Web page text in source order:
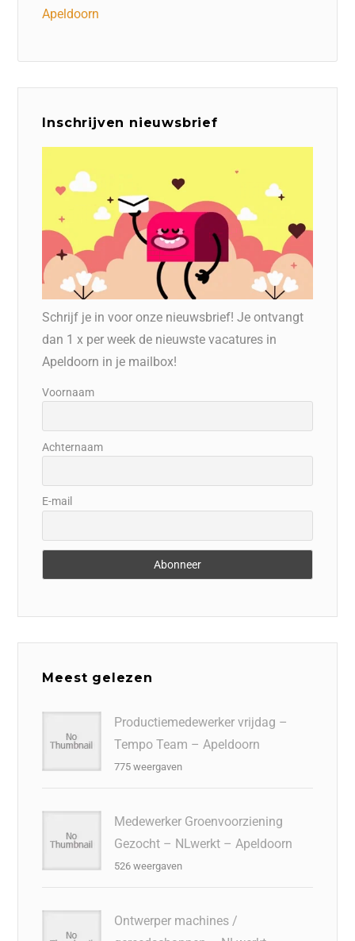
Apeldoorn
Inschrijven nieuwsbrief
Schrijf je in voor onze nieuwsbrief! Je ontvangt
dan 1 x per week de nieuwste vacatures in
Apeldoorn in je mailbox!
Voornaam
Achternaam
E-mail
Meest gelezen
Productiemedewerker vrijdag –
Tempo Team – Apeldoorn
775 weergaven
Medewerker Groenvoorziening
Gezocht – NLwerkt – Apeldoorn
526 weergaven
Ontwerper machines /